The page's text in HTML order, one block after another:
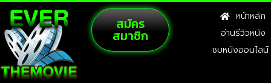
สมัคร
สมาชิก
หน้าหลัก
อ่านรีวิวหนัง
ชมหนังออนไลน์